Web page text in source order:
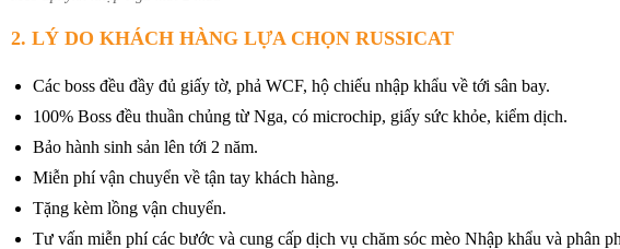
2. LÝ DO KHÁCH HÀNG LỰA CHỌN RUSSICAT
Các boss đều đầy đủ giấy tờ, phả WCF, hộ chiếu nhập khẩu về tới sân bay.
100% Boss đều thuần chủng từ Nga, có microchip, giấy sức khỏe, kiểm dịch.
Bảo hành sinh sản lên tới 2 năm.
Miễn phí vận chuyển về tận tay khách hàng.
Tặng kèm lồng vận chuyển.
Tư vấn miễn phí các bước và cung cấp dịch vụ chăm sóc mèo Nhập khẩu và phân